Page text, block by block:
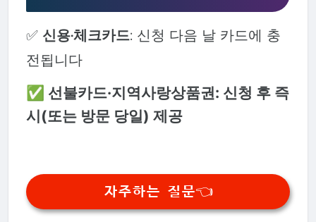
✅ 신용·체크카드: 신청 다음 날 카드에 충
전됩니다
✅ 선불카드·지역사랑상품권: 신청 후 즉
시(또는 방문 당일) 제공
자주하는 질문👈